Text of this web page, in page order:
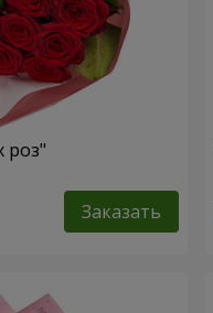
роз"
Заказать